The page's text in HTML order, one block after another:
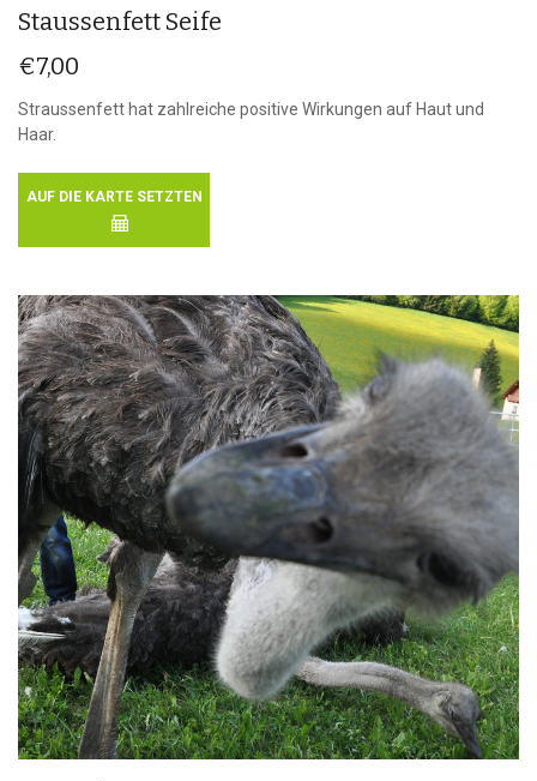
Staussenfett Seife
€7,00
Straussenfett hat zahlreiche positive Wirkungen auf Haut und
Haar.
AUF DIE KARTE SETZTEN